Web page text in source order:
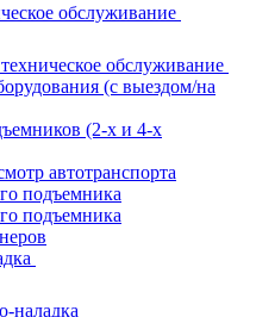
обслуживание
обслуживание
(с выездом/на
(2-х и 4-х
автотранспорта
подъемника
подъемника
наладка